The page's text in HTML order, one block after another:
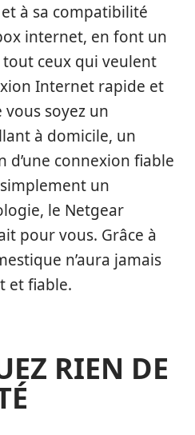
à sa compatibilité
internet, en font un
ceux qui veulent
Internet rapide et
vous soyez un
à domicile, un
d’une connexion fiable
un
le Netgear
pour vous. Grâce à
n’aura jamais
et fiable.
RIEN DE